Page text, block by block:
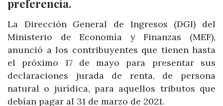
preferencia.
La Dirección General de Ingresos (DGI) del
Ministerio de Economía y Finanzas (MEF),
anunció a los contribuyentes que tienen hasta
el próximo 17 de mayo para presentar sus
declaraciones jurada de renta, de persona
natural o jurídica, para aquellos tributos que
debían pagar al 31 de marzo de 2021.